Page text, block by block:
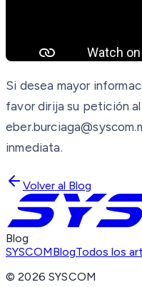
Si desea mayor
favor dirija su petición al
inmediata.
Volver al Blog
Blog
SYSCOMBlogTodos los
©2026 SYSCOM